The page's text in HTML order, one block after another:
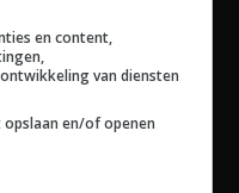
en content,
van diensten
en/of openen